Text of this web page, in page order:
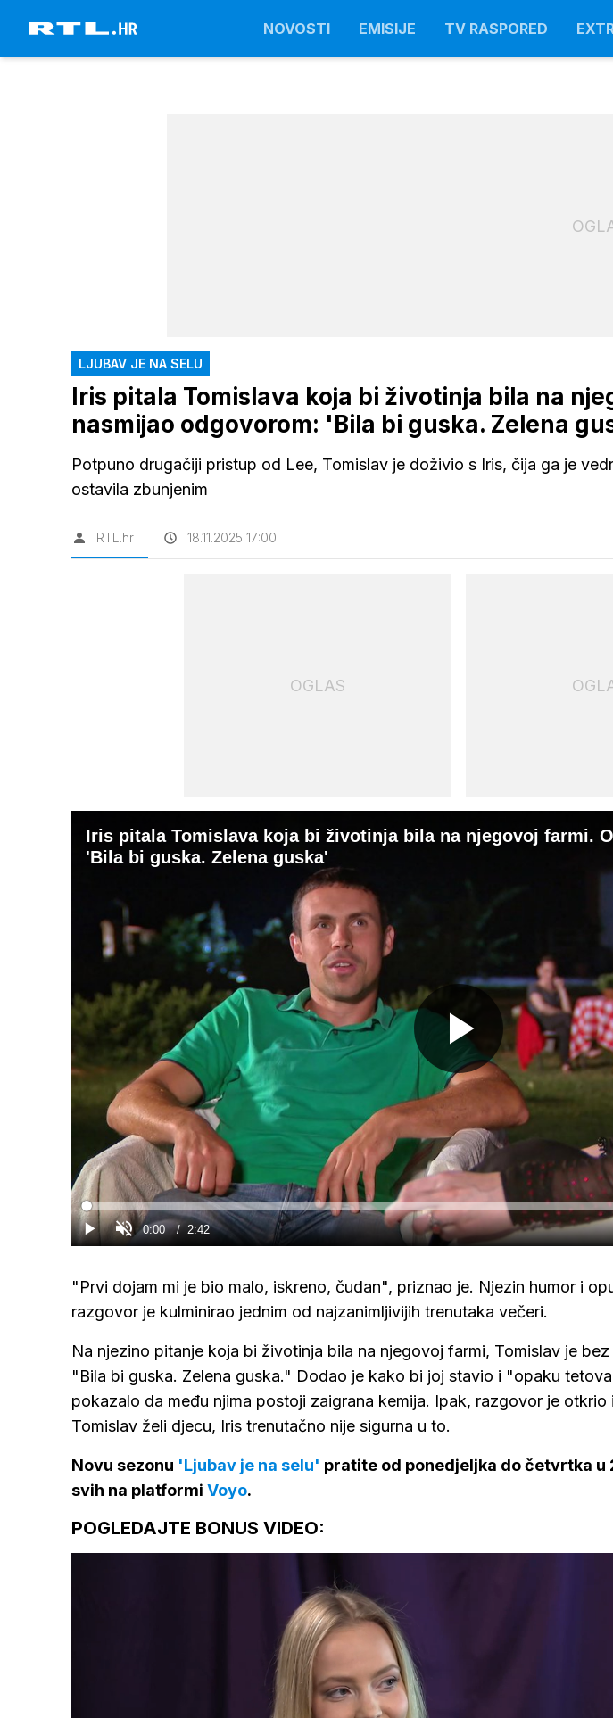
NOVOSTI EMISIJE TV RASPORED
LJUBAV JE NA SELU
Iris pitala Tomislava koja bi životinja bila na
nasmijao odgovorom: 'Bila bi guska. Zelena
Potpuno drugačiji pristup od Lee, Tomislav je doživio s Iris, čija ga je
ostavila zbunjenim
RTL.hr 18.11.2025 17:00
OGLAS
Iris pitala Tomislava koja bi životinja bila na njegovoj farmi.
'Bila bi guska. Zelena guska'
Gledaj
GledajUpali
zvuk
Current
0:00 / Duration
2:42
Loaded:
0%
"Prvi dojam mi je bio malo, iskreno, čudan", priznao je. Njezin humor i
razgovor je kulminirao jednim od najzanimljivijih trenutaka večeri.
Na njezino pitanje koja bi životinja bila na njegovoj farmi, Tomislav je
"Bila bi guska. Zelena guska." Dodao je kako bi joj stavio i "opaku
pokazalo da među njima postoji zaigrana kemija. Ipak, razgovor je
Tomislav želi djecu, Iris trenutačno nije sigurna u to.
Novu sezonu 'Ljubav je na selu' pratite od ponedjeljka do četvrtka u
svih na platformi Voyo.
POGLEDAJTE BONUS VIDEO: